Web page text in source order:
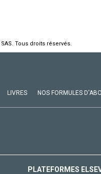
Tous droits réservés.
LIVRES NOS FORMULES
PLATEFORMES